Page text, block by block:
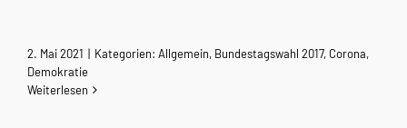
2. Mai 2021 | Kategorien: Allgemein, Bundestagswahl 2017, Corona,
Demokratie
Weiterlesen